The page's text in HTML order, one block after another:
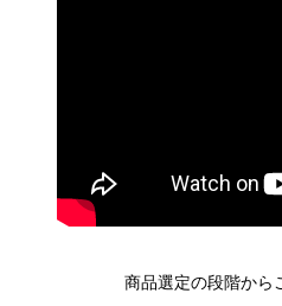
商品選定の段階から